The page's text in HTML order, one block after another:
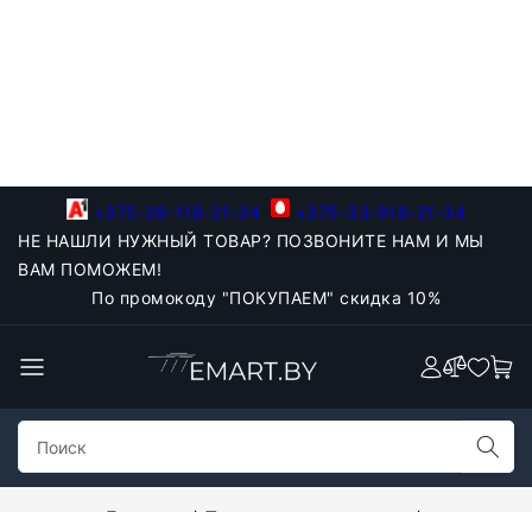
+375-29-118-21-34
+375-33-918-21-34
НЕ НАШЛИ НУЖНЫЙ ТОВАР? ПОЗВОНИТЕ НАМ И МЫ
ВАМ ПОМОЖЕМ!
По промокоду "ПОКУПАЕМ" скидка 10%